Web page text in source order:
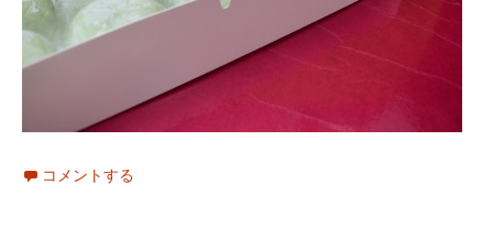
コメントする